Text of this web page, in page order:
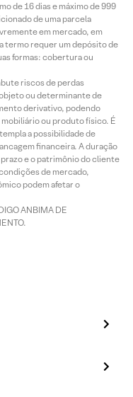
de 16 dias e máximo de 999
de uma parcela
em mercado, em
termo requer um depósito de
formas: cobertura ou
riscos de perdas
ou determinante de
derivativo, podendo
ou produto físico. É
a possibilidade de
financeira. A duração
e o patrimônio do cliente
de mercado,
podem afetar o
ANBIMA DE